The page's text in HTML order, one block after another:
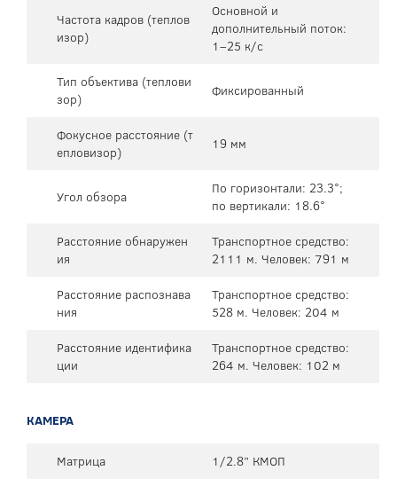
Частота кадров (теплов
изор)
Основной и
дополнительный поток:
1–25 к/с
Тип объектива (теплови
зор)
Фиксированный
Фокусное расстояние (т
епловизор)
19 мм
Угол обзора
По горизонтали: 23.3°;
по вертикали: 18.6°
Расстояние обнаружен
ия
Транспортное средство:
2111 м. Человек: 791 м
Расстояние распознава
ния
Транспортное средство:
528 м. Человек: 204 м
Расстояние идентифика
ции
Транспортное средство:
264 м. Человек: 102 м
КАМЕРА
Матрица 1/2.8” КМОП